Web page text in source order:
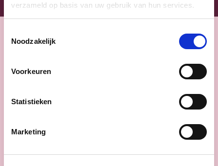
verzameld op basis van uw gebruik van hun services.
Noodzakelijk
Voorkeuren
Statistieken
Marketing